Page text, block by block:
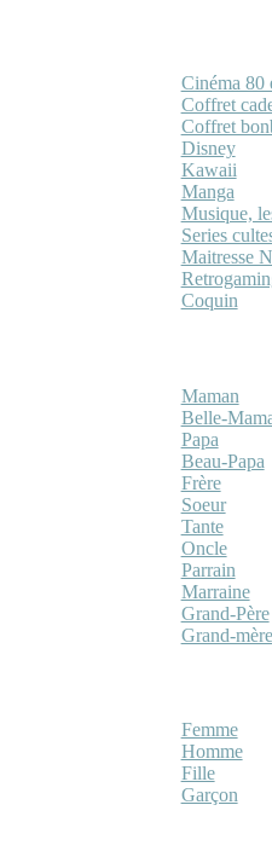
Cinéma 80
Coffret
Coffret
Disney
Kawaii
Manga
Musique,
Series
Maitresse
Coquin
Maman
Belle-
Papa
Beau-Papa
Frère
Soeur
Tante
Oncle
Parrain
Marraine
Grand-Père
Grand-mère
Femme
Homme
Fille
Garçon